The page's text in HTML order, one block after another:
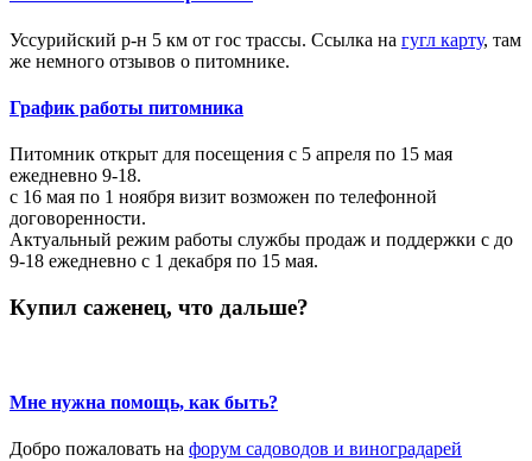
Уссурийский р-н 5 км от гос трассы. Ссылка на гугл карту, там
же немного отзывов о питомнике.
График работы питомника
Питомник открыт для посещения с 5 апреля по 15 мая
ежедневно 9-18.
с 16 мая по 1 ноября визит возможен по телефонной
договоренности.
Актуальный режим работы службы продаж и поддержки с до
9-18 ежедневно с 1 декабря по 15 мая.
Купил саженец, что дальше?
Мне нужна помощь, как быть?
Добро пожаловать на форум садоводов и виноградарей